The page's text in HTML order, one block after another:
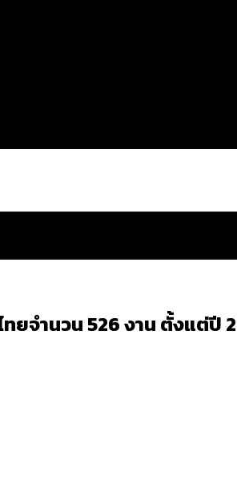
ยจำนวน 526 งาน ตั้งแต่ปี